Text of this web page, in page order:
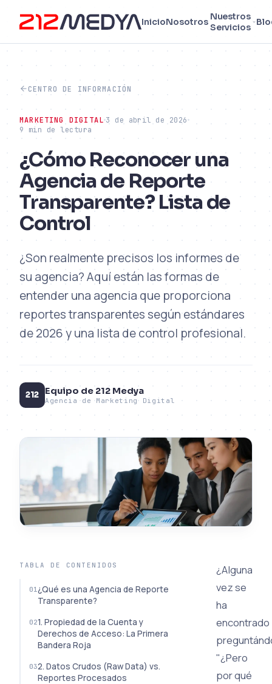
InicioNosotros Nuestros
Servicios
CENTRO DE INFORMACIÓN
MARKETING DIGITAL 3 de abril de 2026
9 min de lectura
¿Cómo Reconocer una
Agencia de Reporte
Transparente? Lista de
Control
¿Son realmente precisos los informes de
su agencia? Aquí están las formas de
entender una agencia que proporciona
reportes transparentes según estándares
de 2026 y una lista de control profesional.
212 Equipo de 212 Medya
Agencia de Marketing Digital
TABLA DE CONTENIDOS
¿Qué es una Agencia de Reporte
Transparente?
1. Propiedad de la Cuenta y
Derechos de Acceso: La Primera
Bandera Roja
2. Datos Crudos (Raw Data) vs.
Reportes Procesados
¿Alguna
vez se
ha
encontrado
"¿Pero
por qué